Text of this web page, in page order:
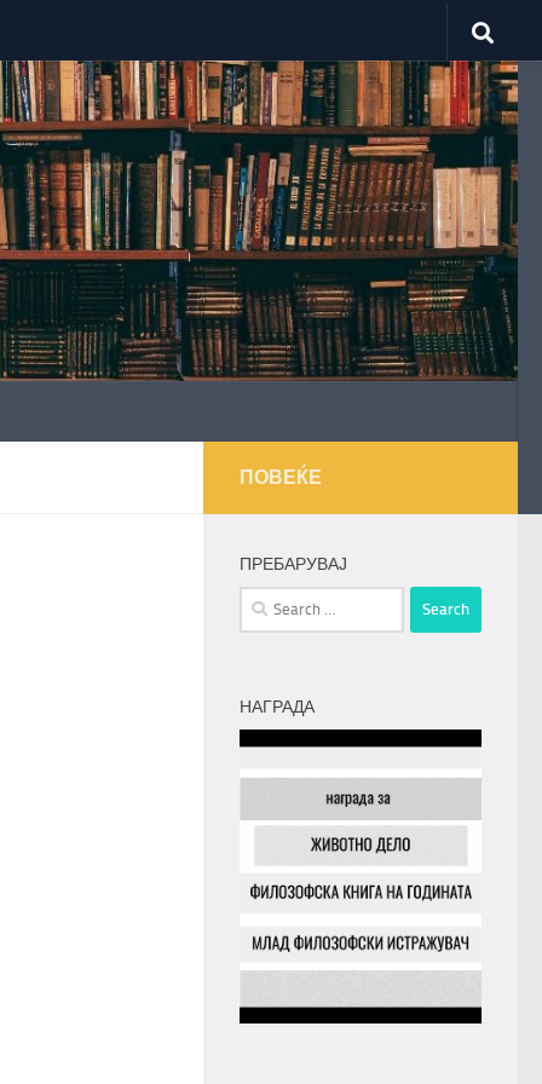
ПОВЕЌЕ
ПРЕБАРУВАЈ
Search
for:
НАГРАДА